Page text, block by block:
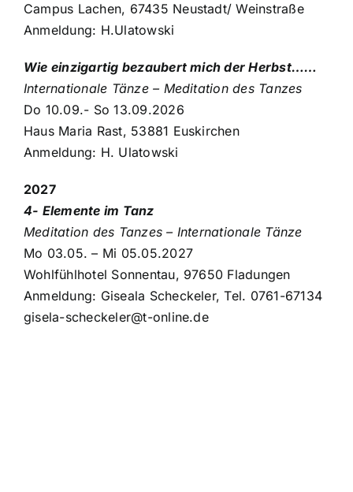
Campus Lachen, 67435 Neustadt/ Weinstraße
Anmeldung: H.Ulatowski
Wie einzigartig bezaubert mich der Herbst……
Internationale Tänze – Meditation des Tanzes
Do 10.09.- So 13.09.2026
Haus Maria Rast, 53881 Euskirchen
Anmeldung: H. Ulatowski
2027
4- Elemente im Tanz
Meditation des Tanzes – Internationale Tänze
Mo 03.05. – Mi 05.05.2027
Wohlfühlhotel Sonnentau, 97650 Fladungen
Anmeldung: Giseala Scheckeler, Tel. 0761-67134
gisela-scheckeler@t-online.de